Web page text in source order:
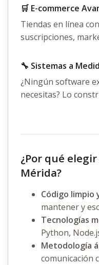
🛒 E-commerce
Tiendas en línea
suscripciones,
🔧 Sistemas a
¿Ningún software
necesitas? Lo
¿Por qué
Mérida?
Código limpio
mantener y
Tecnologías
Python,
Metodología
comunicación